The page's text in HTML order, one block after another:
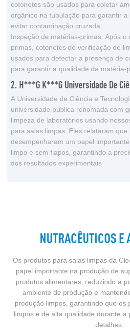
cotonetes são usados ​​para coletar
orgânico na tubulação para garantir a
evitar contaminação cruzada.
Inspeção de matérias-primas: Após o
primas, cotonetes de verificação de
usados ​​para detectar a presença de
para garantir a qualidade da matéria-
2. H***g K***g Universidade De
A Universidade de Ciência e
universidade pública renomada com
limpeza de laboratórios usando
para salas limpas. Eles relataram que
desempenharam um papel
limpo e sem fiapos, garantindo a
dos resultados experimentais
NUTRACÊUTICOS E
Os produtos para salas limpas da
papel importante na produção de
produtos alimentares, reduzindo a
ambiente de produção e
produção limpos, garantindo que os
limpos e de alta qualidade durante
detalhes: